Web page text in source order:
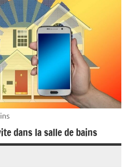
dans la salle de bains